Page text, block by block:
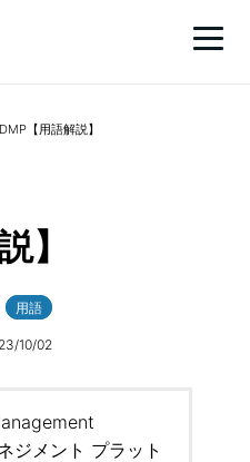
DMP【用語解説】
】
用語
10/02
ジメント プラット